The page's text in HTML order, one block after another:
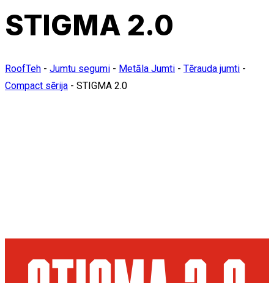
STIGMA 2.0
RoofTeh - Jumtu segumi - Metāla Jumti - Tērauda jumti -
Compact sērija - STIGMA 2.0